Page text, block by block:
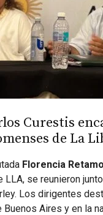
Curestis
de La
Florencia
se reunieron
Los dirigentes
Aires y en la